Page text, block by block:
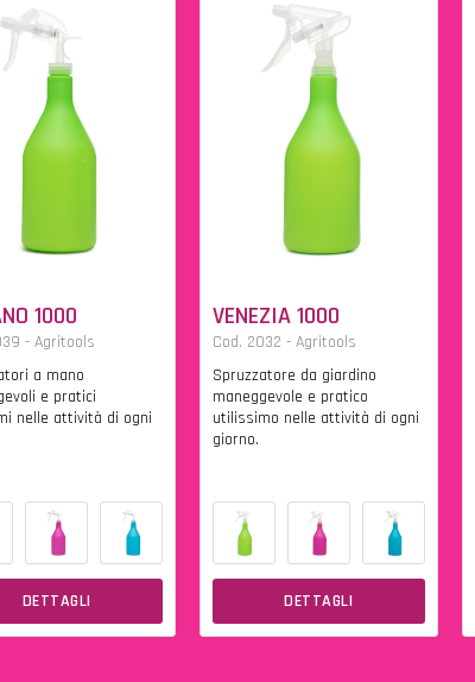
1000
- Agritools
a mano
e pratici
nelle attività di ogni
DETTAGLI
VENEZIA 1000
Cod. 2032 - Agritools
Spruzzatore da giardino
maneggevole e pratico
utilissimo nelle attività di ogni
giorno.
DETTAGLI